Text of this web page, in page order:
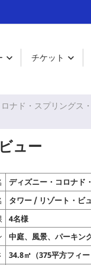
 
チケット
ナド・スプリングス
ュー
ディズニー・コロナド
タワー / リゾート・ビ
4名様
中庭、風景、パーキン
34.8㎡（375平方フィー